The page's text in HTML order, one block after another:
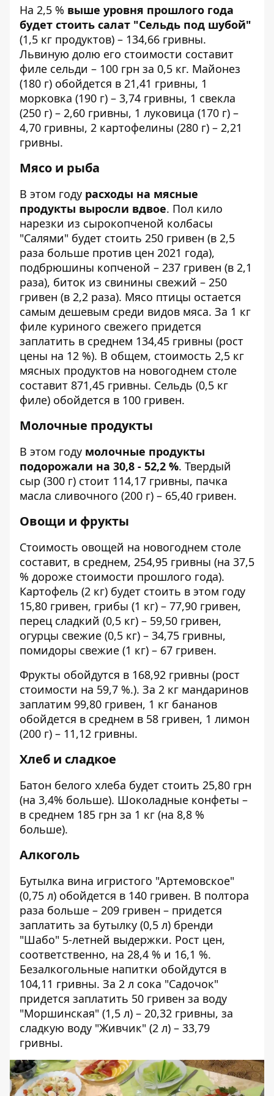
На 2,5 % выше уровня прошлого года
будет стоить салат "Сельдь под шубой"
(1,5 кг продуктов) – 134,66 гривны.
Львиную долю его стоимости составит
филе сельди – 100 грн за 0,5 кг. Майонез
(180 г) обойдется в 21,41 гривны, 1
морковка (190 г) – 3,74 гривны, 1 свекла
(250 г) – 2,60 гривны, 1 луковица (170 г) –
4,70 гривны, 2 картофелины (280 г) – 2,21
гривны.
Мясо и рыба
В этом году расходы на мясные
продукты выросли вдвое. Пол кило
нарезки из сырокопченой колбасы
"Салями" будет стоить 250 гривен (в 2,5
раза больше против цен 2021 года),
подбрюшины копченой – 237 гривен (в 2,1
раза), биток из свинины свежий – 250
гривен (в 2,2 раза). Мясо птицы остается
самым дешевым среди видов мяса. За 1 кг
филе куриного свежего придется
заплатить в среднем 134,45 гривны (рост
цены на 12 %). В общем, стоимость 2,5 кг
мясных продуктов на новогоднем столе
составит 871,45 гривны. Сельдь (0,5 кг
филе) обойдется в 100 гривен.
Молочные продукты
В этом году молочные продукты
подорожали на 30,8 - 52,2 %. Твердый
сыр (300 г) стоит 114,17 гривны, пачка
масла сливочного (200 г) – 65,40 гривен.
Овощи и фрукты
Стоимость овощей на новогоднем столе
составит, в среднем, 254,95 гривны (на 37,5
% дороже стоимости прошлого года).
Картофель (2 кг) будет стоить в этом году
15,80 гривен, грибы (1 кг) – 77,90 гривен,
перец сладкий (0,5 кг) – 59,50 гривен,
огурцы свежие (0,5 кг) – 34,75 гривны,
помидоры свежие (1 кг) – 67 гривен.
Фрукты обойдутся в 168,92 гривны (рост
стоимости на 59,7 %.). За 2 кг мандаринов
заплатим 99,80 гривен, 1 кг бананов
обойдется в среднем в 58 гривен, 1 лимон
(200 г) – 11,12 гривны.
Хлеб и сладкое
Батон белого хлеба будет стоить 25,80 грн
(на 3,4% больше). Шоколадные конфеты –
в среднем 185 грн за 1 кг (на 8,8 %
больше).
Алкоголь
Бутылка вина игристого "Артемовское"
(0,75 л) обойдется в 140 гривен. В полтора
раза больше – 209 гривен – придется
заплатить за бутылку (0,5 л) бренди
"Шабо" 5‑летней выдержки. Рост цен,
соответственно, на 28,4 % и 16,1 %.
Безалкогольные напитки обойдутся в
104,11 гривны. За 2 л сока "Садочок"
придется заплатить 50 гривен за воду
"Моршинская" (1,5 л) – 20,32 гривны, за
сладкую воду "Живчик" (2 л) – 33,79
гривны.